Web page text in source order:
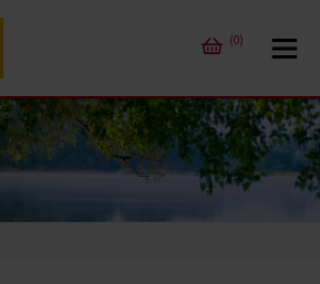
(0)